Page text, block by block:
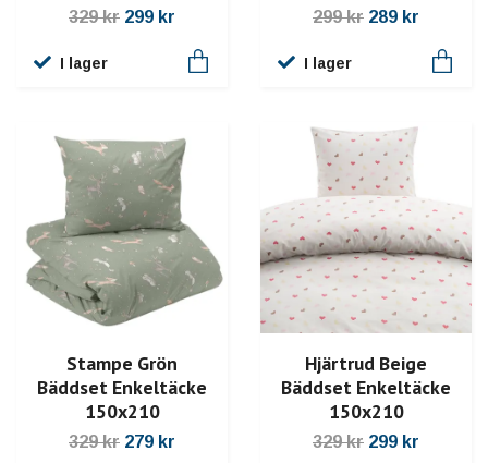
329 kr 299 kr
I lager
299 kr 289 kr
I lager
Stampe Grön
Bäddset Enkeltäcke
150x210
329 kr 279 kr
Hjärtrud Beige
Bäddset Enkeltäcke
150x210
329 kr 299 kr